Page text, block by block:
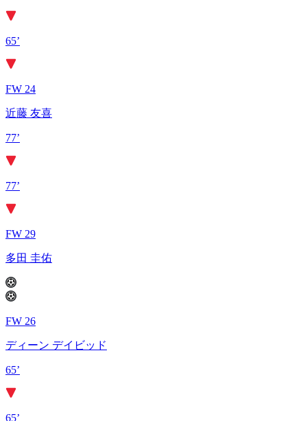
65’
FW 24
近藤 友喜
77’
77’
FW 29
多田 圭佑
FW 26
ディーン デイビッド
65’
65’